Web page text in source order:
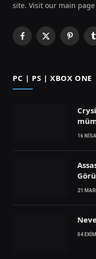
site. Visit our main
Facebook
X
Pinterest
PC | PS | XBOX ONE
16
21
04